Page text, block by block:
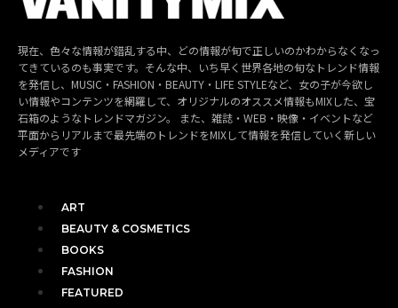
現在、色々な情報が錯乱する中、どの情報が旬で正しいのかわからなくなっ
てきているのも事実です。そんな中、いち早く世界各地の旬なトレンド情報
を発信し、MUSIC・FASHION・BEAUTY・LIFE STYLEなど、女の子が今欲し
い情報やコンテンツを網羅して、オリジナルのオススメ情報もMIXした、宝
石箱のようなトレンドマガジン。 また、雑誌・WEB・映像・イベントなど
平面からリアルまで最先端のトレンドをMIXして情報を発信していく新しい
メディアです
ART
BEAUTY & COSMETICS
BOOKS
FASHION
FEATURED